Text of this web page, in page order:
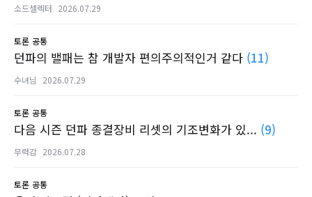
소드셀렉터 2026.07.29
토론 공통
던파의 밸패는 참 개발자 편의주의적인거 같다 (11)
수녀님 2026.07.29
토론 공통
다음 시즌 던파 종결장비 리셋의 기조변화가 있... (9)
무력감 2026.07.28
토론 공통